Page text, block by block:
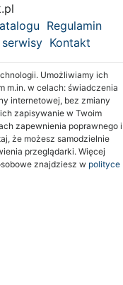
Regulamin
Kontakt
Umożliwiamy ich
m.in. w celach: świadczenia
internetowej, bez zmiany
zapisywanie w Twoim
zapewnienia poprawnego i
że możesz samodzielnie
przeglądarki. Więcej
znajdziesz w polityce